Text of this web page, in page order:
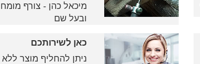
מיכאל כהן - צורף
ובעל שם
כאן לשירותכם
ניתן להחליף מוצר ללא